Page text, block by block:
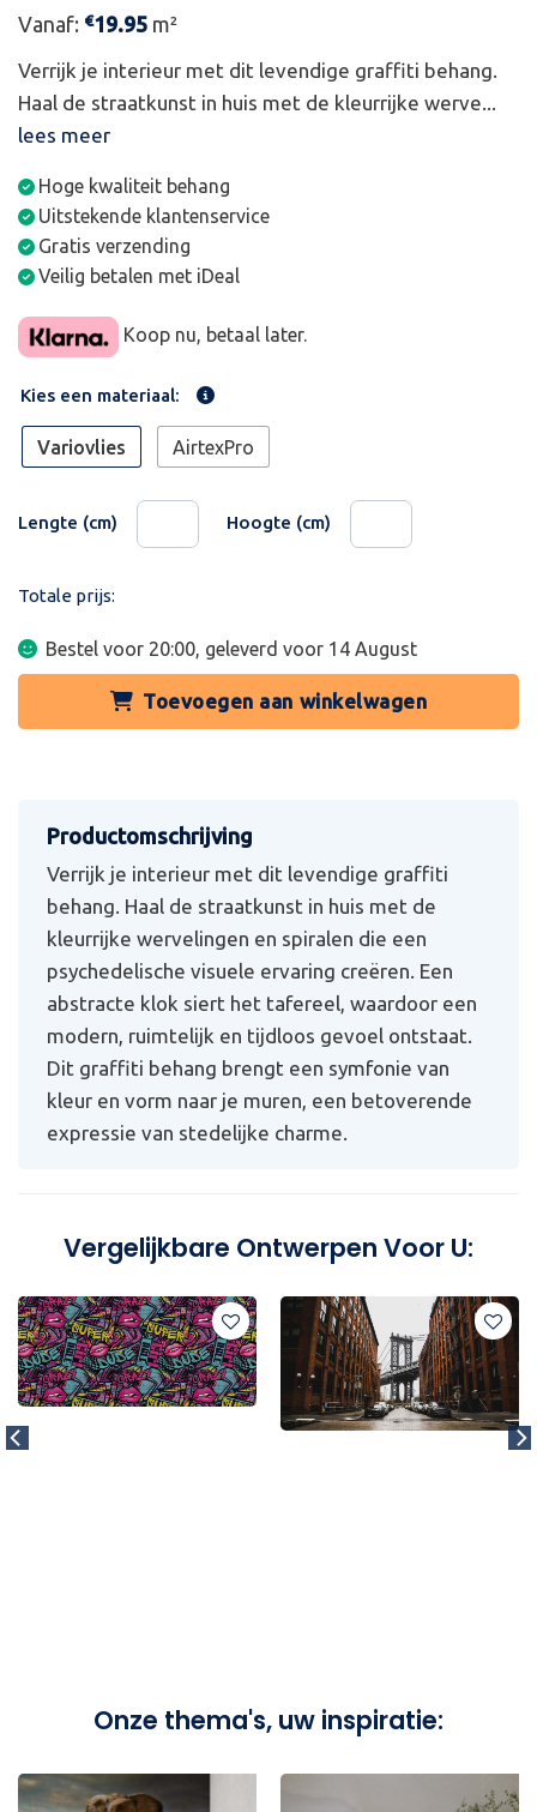
Vanaf: €19.95 m²
Verrijk je interieur met dit levendige graffiti behang.
Haal de straatkunst in huis met de kleurrijke werve...
lees meer
Hoge kwaliteit behang
Uitstekende klantenservice
Gratis verzending
Veilig betalen met iDeal
Koop nu, betaal later.
Kies een materiaal:
Variovlies AirtexPro
Lengte (cm) Hoogte (cm)
Totale prijs:
Bestel voor 20:00, geleverd voor 14 August
Toevoegen aan winkelwagen
Verrijk je interieur met dit levendige graffiti
behang. Haal de straatkunst in huis met de
kleurrijke wervelingen en spiralen die een
psychedelische visuele ervaring creëren. Een
abstracte klok siert het tafereel, waardoor een
modern, ruimtelijk en tijdloos gevoel ontstaat.
Dit graffiti behang brengt een symfonie van
kleur en vorm naar je muren, een betoverende
expressie van stedelijke charme.
Vergelijkbare Ontwerpen Voor U:
Onze thema's, uw inspiratie: